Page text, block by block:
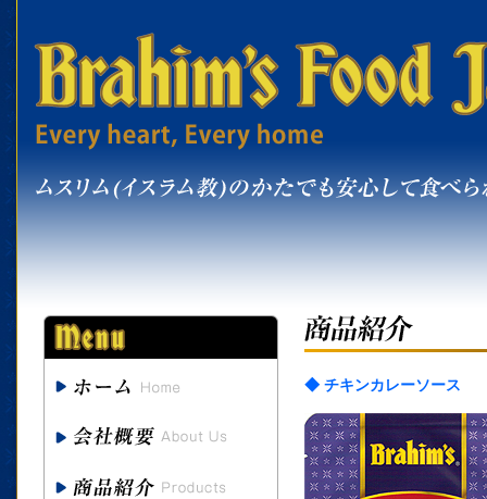
◆ チキンカレーソース